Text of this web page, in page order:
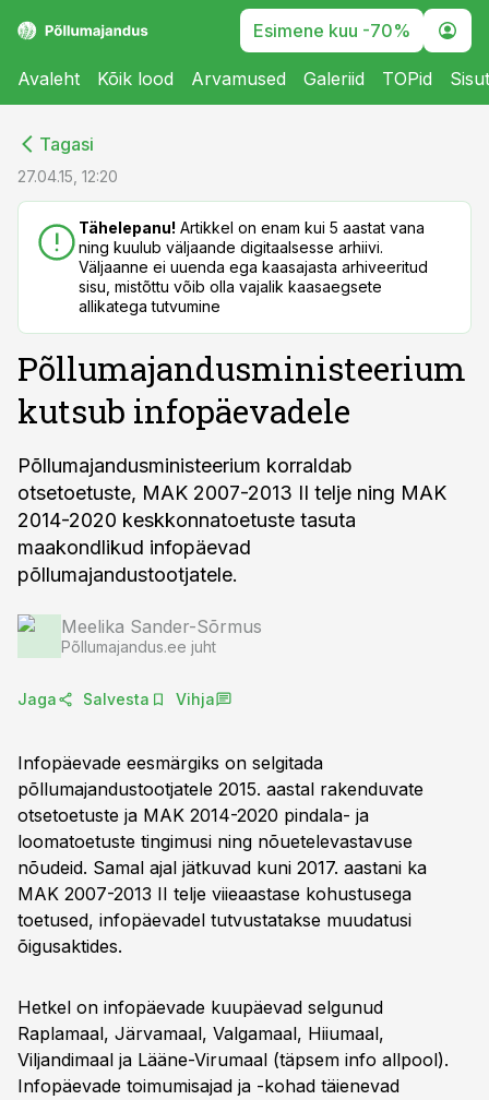
Esimene kuu -70%
Avaleht Kõik lood Arvamused Galeriid TOPid
Tagasi
27.04.15, 12:20
Tähelepanu! Artikkel on enam kui 5 aastat vana
ning kuulub väljaande digitaalsesse arhiivi.
Väljaanne ei uuenda ega kaasajasta arhiveeritud
sisu, mistõttu võib olla vajalik kaasaegsete
allikatega tutvumine
Põllumajandusministeerium
kutsub infopäevadele
Põllumajandusministeerium korraldab
otsetoetuste, MAK 2007-2013 II telje ning MAK
2014-2020 keskkonnatoetuste tasuta
maakondlikud infopäevad
põllumajandustootjatele.
Meelika Sander-Sõrmus
Põllumajandus.ee juht
Jaga Salvesta Vihja
Infopäevade eesmärgiks on selgitada
põllumajandustootjatele 2015. aastal rakenduvate
otsetoetuste ja MAK 2014-2020 pindala- ja
loomatoetuste tingimusi ning nõuetelevastavuse
nõudeid. Samal ajal jätkuvad kuni 2017. aastani ka
MAK 2007-2013 II telje viieaastase kohustusega
toetused, infopäevadel tutvustatakse muudatusi
õigusaktides.
Hetkel on infopäevade kuupäevad selgunud
Raplamaal, Järvamaal, Valgamaal, Hiiumaal,
Viljandimaal ja Lääne-Virumaal (täpsem info allpool).
Infopäevade toimumisajad ja -kohad täienevad